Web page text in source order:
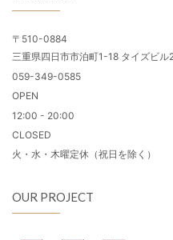
〒510-0884
三重県四日市市泊町1-18 タイズビ
059-349-0585
OPEN
12:00 - 20:00
CLOSED
火・水・木曜定休（祝日を除く）
OUR PROJECT